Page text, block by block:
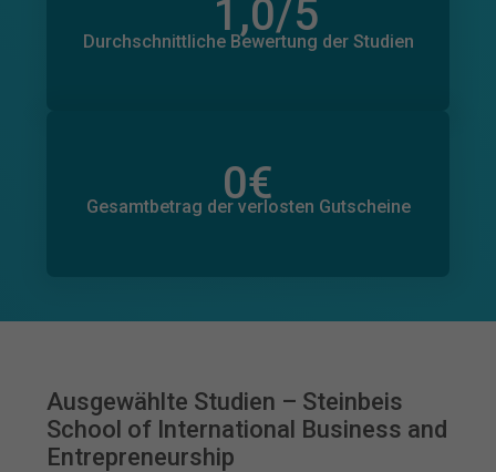
1,0/5
Durchschnittliche Bewertung der Studien
0
Anzahl der Bewertungen
0€
Gesamtbetrag der verlosten Gutscheine
0€
Gesamtbetrag der zugesagten Spenden
Ausgewählte Studien – Steinbeis
School of International Business and
Entrepreneurship